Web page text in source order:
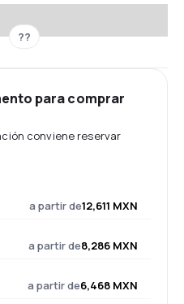
??
para comprar
conviene reservar
a partir de12,611 MXN
a partir de8,286 MXN
a partir de6,468 MXN